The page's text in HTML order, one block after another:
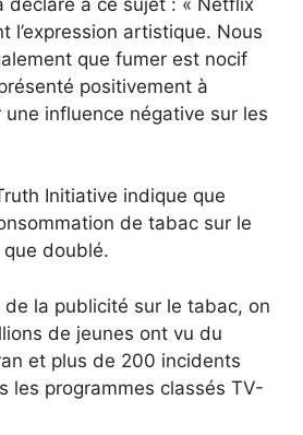
l’expression artistique. Nous
que fumer est nocif
positivement à
une influence négative sur les
Initiative indique que
de tabac sur le
doublé.
la publicité sur le tabac, on
de jeunes ont vu du
et plus de 200 incidents
les programmes classés TV-